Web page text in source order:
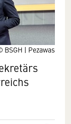
BSGH | Pezawas